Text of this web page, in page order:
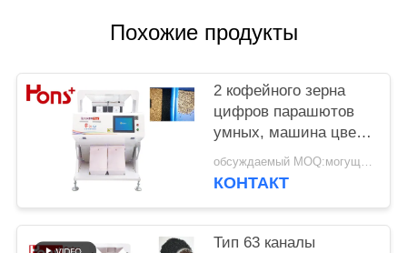
Похожие продукты
2 кофейного зерна
цифров парашютов
умных, машина цвета
арахиса сортируя
обсуждаемый MOQ:могущий быть предметом переговоров
КОНТАКТ
Тип 63 каналы